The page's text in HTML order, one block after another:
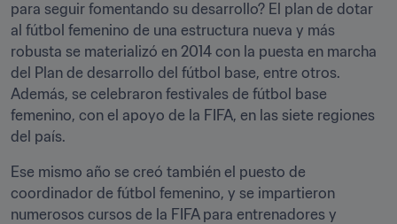
para seguir fomentando su desarrollo? El plan de dotar
al fútbol femenino de una estructura nueva y más
robusta se materializó en 2014 con la puesta en marcha
del Plan de desarrollo del fútbol base, entre otros.
Además, se celebraron festivales de fútbol base
femenino, con el apoyo de la FIFA, en las siete regiones
del país.
Ese mismo año se creó también el puesto de
coordinador de fútbol femenino, y se impartieron
numerosos cursos de la FIFA para entrenadores y